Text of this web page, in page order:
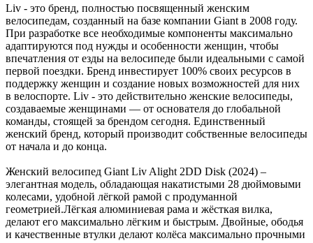
Liv - это бренд, полностью посвященный женским
велосипедам, созданный на базе компании Giant в 2008 году.
При разработке все необходимые компоненты максимально
адаптируются под нужды и особенности женщин, чтобы
впечатления от езды на велосипеде были идеальными с самой
первой поездки. Бренд инвестирует 100% своих ресурсов в
поддержку женщин и создание новых возможностей для них
в велоспорте. Liv - это действительно женские велосипеды,
создаваемые женщинами — от основателя до глобальной
команды, стоящей за брендом сегодня. Единственный
женский бренд, который производит собственные велосипеды
от начала и до конца.
Женский велосипед Giant Liv Alight 2DD Disk (2024) –
элегантная модель, обладающая накатистыми 28 дюймовыми
колесами, удобной лёгкой рамой с продуманной
геометрией.Лёгкая алюминиевая рама и жёсткая вилка,
делают его максимально лёгким и быстрым. Двойные, ободья
и качественные втулки делают колёса максимально прочными